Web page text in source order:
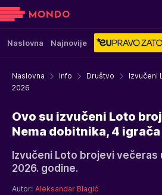
Naslovna Najnovije
Naslovna Info Društvo
Izvučeni
2026
Ovo su izvučeni Loto
Nema dobitnika, 4
Izvučeni Loto brojevi večeras
2026. godine.
Autor: Aleksandar Blagić